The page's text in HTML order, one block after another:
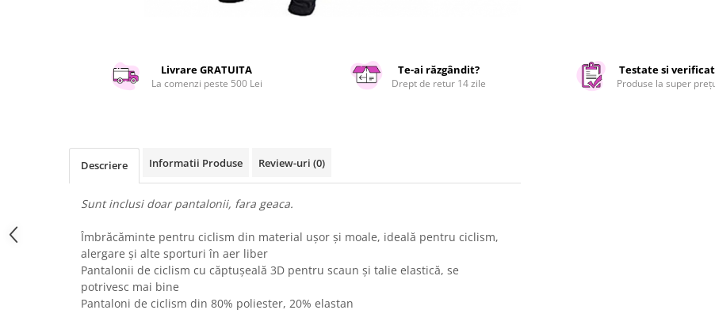
Scule electrice si unelte
Silicon, spume si solutii tehnice
Uscatoare rufe
Utilaje si materiale de constructii
Laptop, Tablete & Telefoane
Accesorii tablete
Laptopuri si Accesorii
Telefoane Mobile & accesorii
Wearable & Gadgeturi
Electrocasnice & Climatizare
Livrare GRATUITA
La comenzi peste 500 Lei
Te-ai răzgândit?
Drept de retur 14 zile
Testate si
Produse la super
Descriere Informatii Produse Review-uri (0)
Sunt inclusi doar pantalonii, fara geaca.
Îmbrăcăminte pentru ciclism din material ușor și moale, ideală pentru ciclism,
alergare și alte sporturi în aer liber
Pantalonii de ciclism cu căptușeală 3D pentru scaun și talie elastică, se
potrivesc mai bine
Pantaloni de ciclism din 80% poliester, 20% elastan